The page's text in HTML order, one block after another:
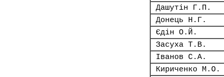
Дашутін Г.П.
Донець Н.Г.
Єдін О.Й.
Засуха Т.В.
Іванов С.А.
Кириченко М.О.